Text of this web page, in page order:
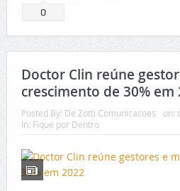
0
Doctor Clin reúne
crescimento de 30% em
Posted By: De Zotti Comunicacoes on:
In: Fique por Dentro